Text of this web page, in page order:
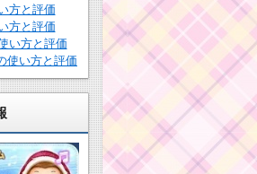
方と評価
方と評価
い方と評価
使い方と評価